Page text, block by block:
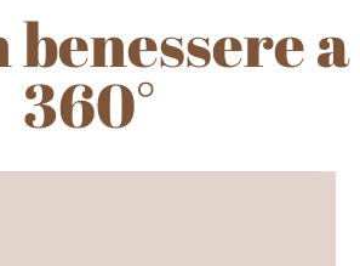
benessere a
360°